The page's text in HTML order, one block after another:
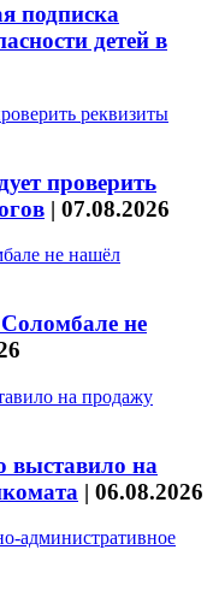
подписка
детей в
проверить
| 07.08.2026
не
выставило на
| 06.08.2026